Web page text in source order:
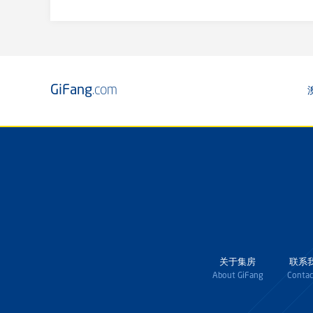
GiFang.com
关于集房
About GiFang
联系